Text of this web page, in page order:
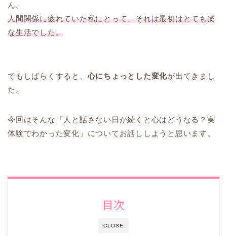
ん。
人間関係に疲れていた私にとって、それは最初はとても楽
な生活でした。
でもしばらくすると、心にちょっとした変化が出てきまし
た。
今回はそんな「人と話さない日が続くと心はどうなる？実
体験でわかった変化」についてお話ししようと思います。
CLOSE
目次